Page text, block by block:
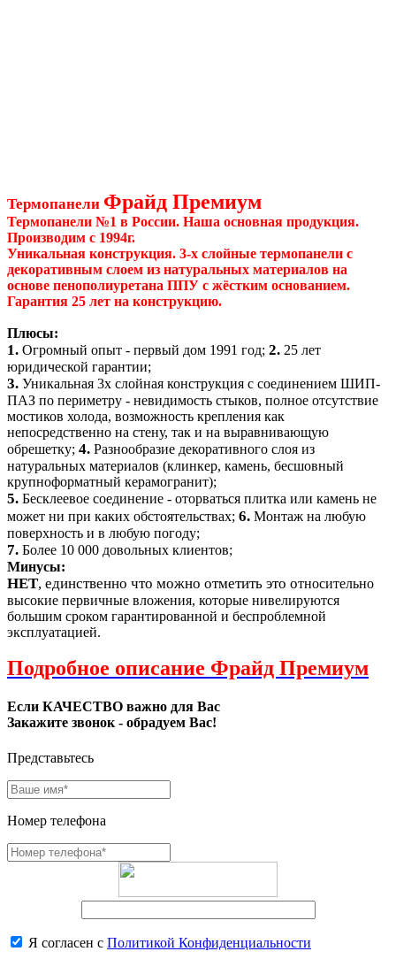
Термопанели Фрайд Премиум
Термопанели №1 в России. Наша основная продукция.
Производим с 1994г.
Уникальная конструкция. 3-х слойные термопанели с
декоративным слоем из натуральных материалов на
основе пенополиуретана ППУ с жёстким основанием.
Гарантия 25 лет на конструкцию.
Плюсы:
1. Огромный опыт - первый дом 1991 год; 2. 25 лет
юридической гарантии;
3. Уникальная 3х слойная конструкция с соединением ШИП-
ПАЗ по периметру - невидимость стыков, полное отсутствие
мостиков холода, возможность крепления как
непосредственно на стену, так и на выравнивающую
обрешетку; 4. Разнообразие декоративного слоя из
натуральных материалов (клинкер, камень, бесшовный
крупноформатный керамогранит);
5. Бесклеевое соединение - оторваться плитка или камень не
может ни при каких обстоятельствах; 6. Монтаж на любую
поверхность и в любую погоду;
7. Более 10 000 довольных клиентов;
Минусы:
НЕТ, единственно что можно отметить это относительно
высокие первичные вложения, которые нивелируются
большим сроком гарантированной и беспроблемной
эксплуатацией.
Подробное описание Фрайд Премиум
Если КАЧЕСТВО важно для Вас
Закажите звонок - обрадуем Вас!
Представьтесь
Номер телефона
Я согласен с Политикой Конфиденциальности